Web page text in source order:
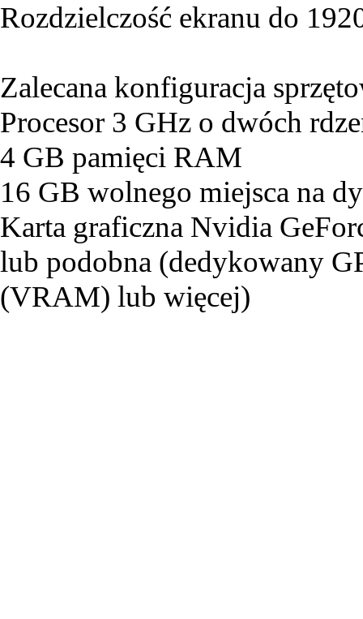
Rozdzielczość ekranu do
Zalecana konfiguracja
Procesor 3 GHz o dwóch
4 GB pamięci RAM
16 GB wolnego miejsca na
Karta graficzna Nvidia
lub podobna (dedykowany
(VRAM) lub więcej)